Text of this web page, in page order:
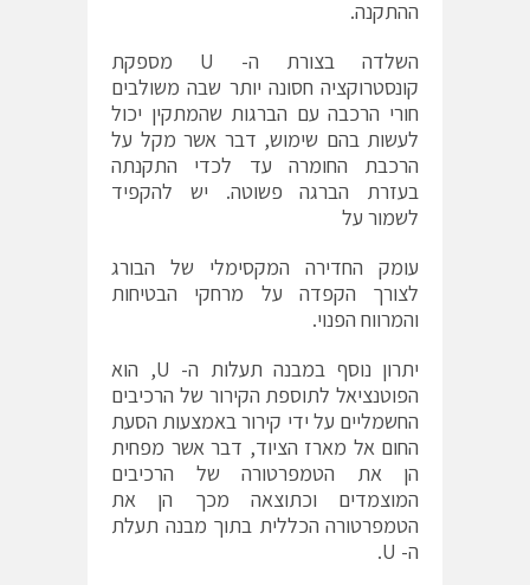
ההתקנה.
השלדה בצורת ה- U מספקת
קונסטרוקציה חסונה יותר שבה משולבים
חורי הרכבה עם הברגות שהמתקין יכול
לעשות בהם שימוש, דבר אשר מקל על
הרכבת החומרה עד לכדי התקנתה
בעזרת הברגה פשוטה. יש להקפיד
לשמור על
עומק החדירה המקסימלי של הבורג
לצורך הקפדה על מרחקי הבטיחות
והמרווח הפנוי.
יתרון נוסף במבנה תעלות ה- U, הוא
הפוטנציאל לתוספת הקירור של הרכיבים
החשמליים על ידי קירור באמצעות הסעת
החום אל מארז הציוד, דבר אשר מפחית
הן את הטמפרטורה של הרכיבים
המוצמדים וכתוצאה מכך הן את
הטמפרטורה הכללית בתוך מבנה תעלת
ה- U.